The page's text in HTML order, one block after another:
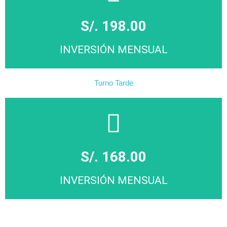
S/. 198.00
INVERSIÓN MENSUAL
Click Aqui
Turno Tarde
S/. 168.00
INVERSIÓN MENSUAL